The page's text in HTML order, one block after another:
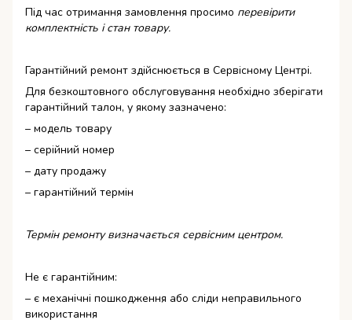
Під час отримання замовлення просимо перевірити
комплектність і стан товару.
Гарантійний ремонт здійснюється в Сервісному Центрі.
Для безкоштовного обслуговування необхідно зберігати
гарантійний талон, у якому зазначено:
– модель товару
– серійний номер
– дату продажу
– гарантійний термін
Термін ремонту визначається сервісним центром.
Не є гарантійним:
– є механічні пошкодження або сліди неправильного
використання